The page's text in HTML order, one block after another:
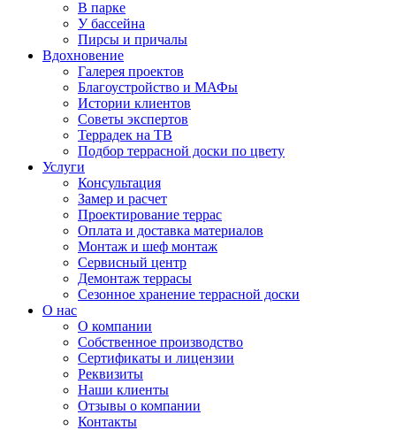
В парке
У бассейна
Пирсы и причалы
Вдохновение
Галерея проектов
Благоустройство и МАФы
Истории клиентов
Советы экспертов
Террадек на ТВ
Подбор террасной доски по цвету
Услуги
Консультация
Замер и расчет
Проектирование террас
Оплата и доставка материалов
Монтаж и шеф монтаж
Сервисный центр
Демонтаж террасы
Сезонное хранение террасной доски
О нас
О компании
Собственное производство
Сертификаты и лицензии
Реквизиты
Наши клиенты
Отзывы о компании
Контакты